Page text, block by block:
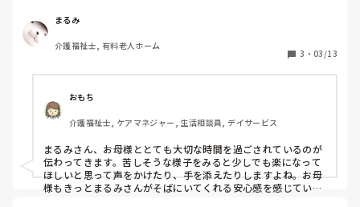
思いながら何とか戻って欲しくて
声をかけたり刺激をしたりしています。
もう充分頑張ったしと思っていても
やっぱり苦しそうなのを放っては
看送れないもんですねえ😌
これまで業務では「看取らないビト」
だったので母が初めての看取り対応
となりました。
まるみ
介護福祉士, 有料老人ホーム
3 ・ 03/13
おもち
介護福祉士, ケアマネジャー, 生活相談員, デイサービス
まるみさん、お母様ととても大切な時間を過ごされているのが
伝わってきます。苦しそうな様子をみると少しでも楽になって
ほしいと思って声をかけたり、手を添えたりしますよね。お母
様もきっとまるみさんがそばにいてくれる安心感を感じていら